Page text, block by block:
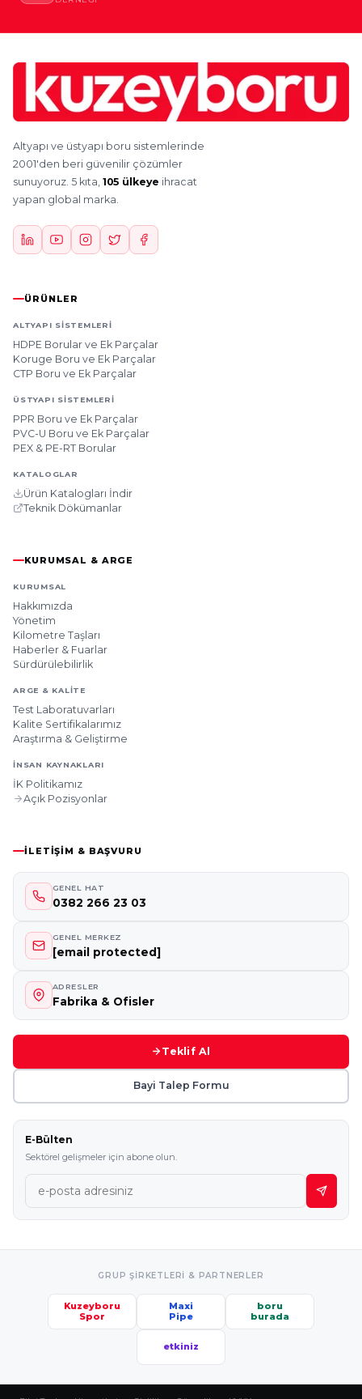
Altyapı ve üstyapı boru sistemlerinde
2001'den beri güvenilir çözümler
sunuyoruz. 5 kıta, 105 ülkeye ihracat
yapan global marka.
ÜRÜNLER
ALTYAPI SISTEMLERI
HDPE Borular ve Ek Parçalar
Koruge Boru ve Ek Parçalar
CTP Boru ve Ek Parçalar
ÜSTYAPI SISTEMLERI
PPR Boru ve Ek Parçalar
PVC-U Boru ve Ek Parçalar
PEX & PE-RT Borular
KATALOGLAR
Ürün Katalogları İndir
Teknik Dökümanlar
KURUMSAL & ARGE
KURUMSAL
Hakkımızda
Yönetim
Kilometre Taşları
Haberler & Fuarlar
Sürdürülebilirlik
ARGE & KALITE
Test Laboratuvarları
Kalite Sertifikalarımız
Araştırma & Geliştirme
İNSAN KAYNAKLARI
İK Politikamız
Açık Pozisyonlar
İLETIŞIM & BAŞVURU
GENEL HAT
0382 266 23 03
GENEL MERKEZ
[email protected]
ADRESLER
Fabrika & Ofisler
Teklif Al
Bayi Talep Formu
E-Bülten
Sektörel gelişmeler için abone olun.
GRUP ŞIRKETLERI & PARTNERLER
Kuzeyboru
Spor
Maxi
Pipe
boru
burada
etkiniz